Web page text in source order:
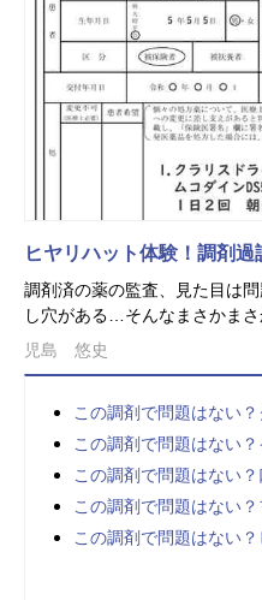
ヒヤリハット体験！調剤過
調剤済の薬の監査、見た目は
し穴がある…そんなまさかまさ
児島 悠史
この調剤で問題はない
この調剤で問題はない
この調剤で問題はない
この調剤で問題はない
この調剤で問題はない